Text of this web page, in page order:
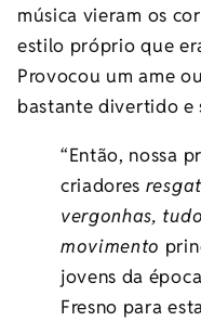
música vieram os
estilo próprio que
Provocou um ame
bastante divertido e
“Então, nossa
criadores
vergonhas,
movimento
jovens da
Fresno para